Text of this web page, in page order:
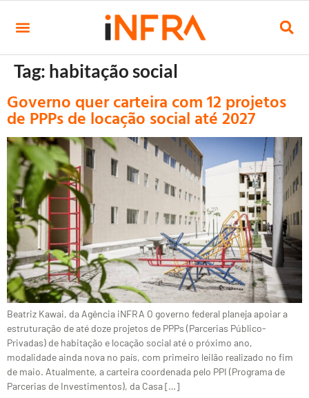
Tag: habitação social
Governo quer carteira com 12 projetos
de PPPs de locação social até 2027
Beatriz Kawai, da Agência iNFRA O governo federal planeja apoiar a
estruturação de até doze projetos de PPPs (Parcerias Público-
Privadas) de habitação e locação social até o próximo ano,
modalidade ainda nova no país, com primeiro leilão realizado no fim
de maio. Atualmente, a carteira coordenada pelo PPI (Programa de
Parcerias de Investimentos), da Casa […]